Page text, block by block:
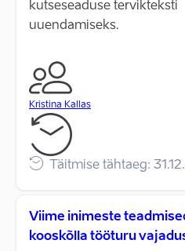
kutseseaduse tervikteksti
uuendamiseks.
Kristina Kallas
Täitmise tähtaeg:
Viime inimeste
kooskõlla tööturu